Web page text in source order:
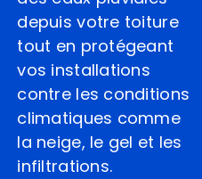
depuis votre toiture
tout en protégeant
vos installations
contre les conditions
climatiques comme
la neige, le gel et les
infiltrations.